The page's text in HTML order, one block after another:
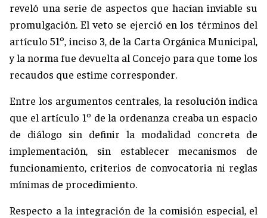
reveló una serie de aspectos que hacían inviable su
promulgación. El veto se ejerció en los términos del
artículo 51º, inciso 3, de la Carta Orgánica Municipal,
y la norma fue devuelta al Concejo para que tome los
recaudos que estime corresponder.
Entre los argumentos centrales, la resolución indica
que el artículo 1º de la ordenanza creaba un espacio
de diálogo sin definir la modalidad concreta de
implementación, sin establecer mecanismos de
funcionamiento, criterios de convocatoria ni reglas
mínimas de procedimiento.
Respecto a la integración de la comisión especial, el